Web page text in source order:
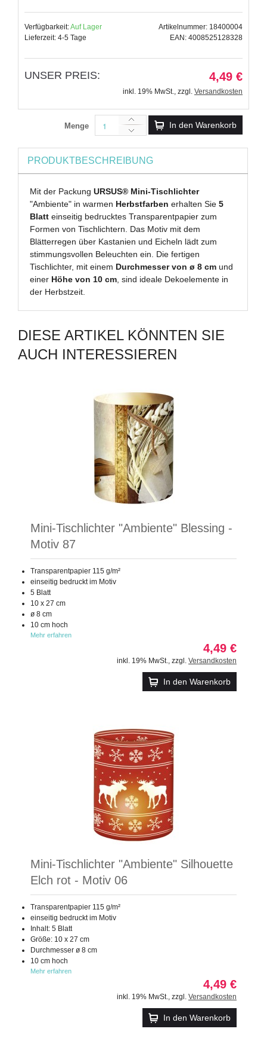
Verfügbarkeit:Auf Lager
Lieferzeit: 4-5 Tage
Artikelnummer: 18400004
EAN: 4008525128328
UNSER PREIS: 4,49 €
inkl. 19% MwSt., zzgl. Versandkosten
Menge In den Warenkorb
PRODUKTBESCHREIBUNG
Mit der PackungURSUS® Mini-Tischlichter
"Ambiente" in warmen Herbstfarben erhalten Sie5
Blatt einseitig bedrucktes Transparentpapier zum
Formen von Tischlichtern. Das Motiv mit dem
Blätterregen über Kastanien und Eicheln lädt zum
stimmungsvollen Beleuchten ein. Die fertigen
Tischlichter, mit einem Durchmesser von ø 8 cm und
einer Höhe von 10 cm, sind ideale Dekoelemente in
der Herbstzeit.
DIESE ARTIKEL KÖNNTEN SIE
AUCH INTERESSIEREN
Mini-Tischlichter "Ambiente" Blessing -
Motiv 87
Transparentpapier 115 g/m²
einseitig bedruckt im Motiv
5 Blatt
10 x 27 cm
ø 8 cm
10 cm hoch
Mehr erfahren
4,49 €
inkl. 19% MwSt. zzgl. Versandkosten
In den Warenkorb
Mini-Tischlichter "Ambiente" Silhouette
Elch rot - Motiv 06
Transparentpapier 115 g/m²
einseitig bedruckt im Motiv
Inhalt: 5 Blatt
Größe: 10 x 27 cm
Durchmesser ø 8 cm
10 cm hoch
Mehr erfahren
4,49 €
inkl. 19% MwSt. zzgl. Versandkosten
In den Warenkorb